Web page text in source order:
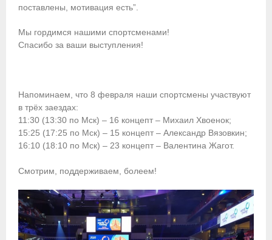
Антидопинг
- Документы
- Пул тестирования РУСАДА
Судейство
- Документы
Фото
поставлены, мотивация есть”.
Мы гордимся нашими спортсменами!
Спасибо за ваши выступления!
Напоминаем, что 8 февраля наши спортсмены участвуют
в трёх заездах:
11:30 (13:30 по Мск) – 16 концепт – Михаил Хвоенок;
15:25 (17:25 по Мск) – 15 концепт – Александр Вязовкин;
16:10 (18:10 по Мск) – 23 концепт – Валентина Жагот.
Смотрим, поддерживаем, болеем!